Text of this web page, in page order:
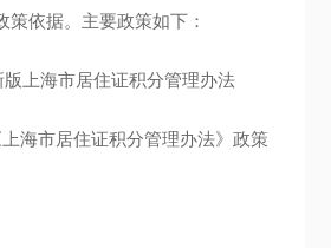
依据。主要政策如下：
上海市居住证积分管理办法
市居住证积分管理办法》政策